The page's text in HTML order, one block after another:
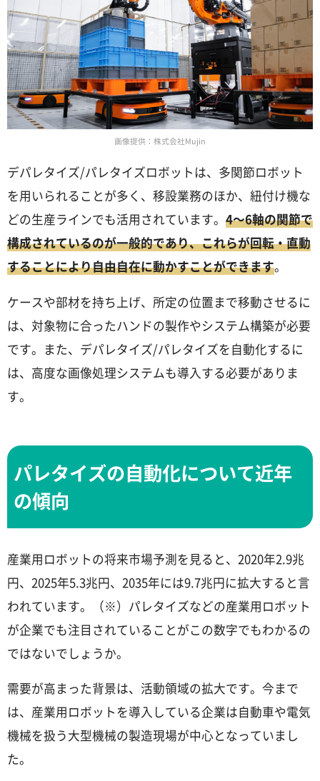
画像提供：株式会社Mujin
デパレタイズ/パレタイズロボットは、多関節ロボット
を用いられることが多く、移設業務のほか、紐付け機な
どの生産ラインでも活用されています。 4～6軸の関節で
構成されているのが一般的であり、これらが回転・直動
することにより自由自在に動かすことができます。
ケースや部材を持ち上げ、所定の位置まで移動させるに
は、対象物に合ったハンドの製作やシステム構築が必要
です。また、デパレタイズ/パレタイズを自動化するに
は、高度な画像処理システムも導入する必要がありま
す。
パレタイズの自動化について近年
の傾向
産業用ロボットの将来市場予測を見ると、2020年2.9兆
円、2025年5.3兆円、2035年には9.7兆円に拡大すると言
われています。（※）パレタイズなどの産業用ロボット
が企業でも注目されていることがこの数字でもわかるの
ではないでしょうか。
需要が高まった背景は、活動領域の拡大です。今まで
は、産業用ロボットを導入している企業は自動車や電気
機械を扱う大型機械の製造現場が中心となっていまし
た。